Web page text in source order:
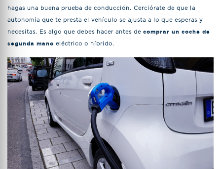
hagas una buena prueba de conducción. Cerciórate de que la
autonomía que te presta el vehículo se ajusta a lo que esperas y
necesitas. Es algo que debes hacer antes de comprar un coche de
segunda mano eléctrico o híbrido.